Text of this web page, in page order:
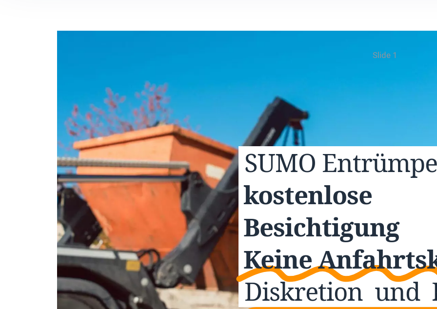
Slide 1
SUMO
kostenlose
Besichtigung
Keine
Diskretion und